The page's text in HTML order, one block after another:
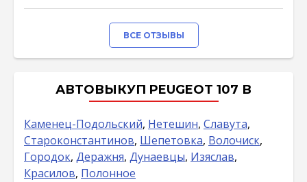
ВСЕ ОТЗЫВЫ
АВТОВЫКУП PEUGEOT 107 В
Каменец-Подольский, Нетешин, Славута,
Староконстантинов, Шепетовка, Волочиск,
Городок, Деражня, Дунаевцы, Изяслав,
Красилов, Полонное